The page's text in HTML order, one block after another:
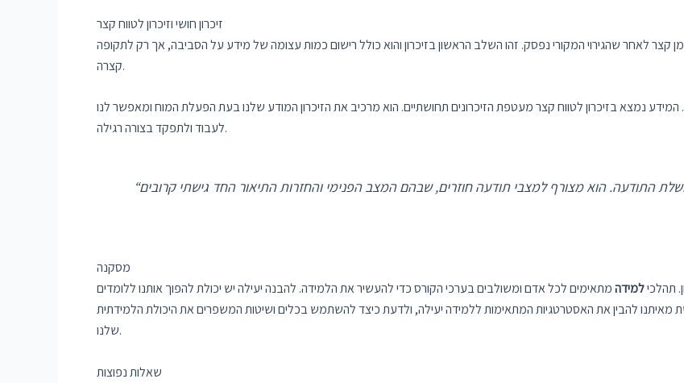
זיכרון חושי וזיכרון לטווח קצר
קצר לאחר שהגירוי המקורי נפסק. זהו השלב הראשון בזיכרון והוא כולל רישום כמות עצומה של מידע על הסביבה, אך רק לתקופה
קצרה.
המידע נמצא בזיכרון לטווח קצר מעטפת הזיכרונים תחושתיים. הוא מרכיב את הזיכרון המודע שלנו בעת הפעלת המוח ומאפשר לנו
לעבוד ולתפקד בצורה רגילה.
מסקנה
תהלכילמידהמתאימים לכל אדם ומשולבים בערכי הקורס כדי להעשיר את הלמידה. להבנה יעילה יש יכולת להפוך אותנו ללומדים
מאיתנו להבין את האסטרטגיות המתאימות ללמידה יעילה, ולדעת כיצד להשתמש בכלים ושיטות המשפרים את היכולת הלמידתית
שלנו.
שאלות נפוצות